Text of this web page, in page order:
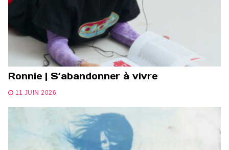
Ronnie | S’abandonner à vivre
11 JUIN 2026